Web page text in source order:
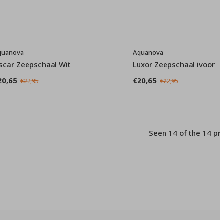
Zeepschaal Wit
€22,95
Aquanova
Luxor Zeepschaal ivoor
€20,65 €22,95
Seen 14 of the 14